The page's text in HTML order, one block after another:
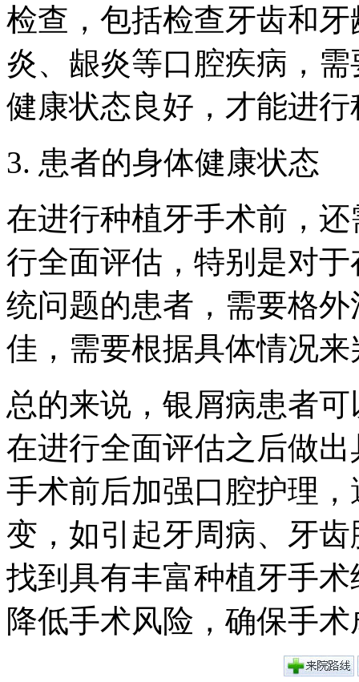
检查，包括检查牙齿和
炎、龈炎等口腔疾病，
健康状态良好，才能进
3. 患者的身体健康状态
在进行种植牙手术前，
行全面评估，特别是对
统问题的患者，需要格
佳，需要根据具体情况
总的来说，银屑病患者
在进行全面评估之后做
手术前后加强口腔护理
变，如引起牙周病、牙
找到具有丰富种植牙手
降低手术风险，确保手